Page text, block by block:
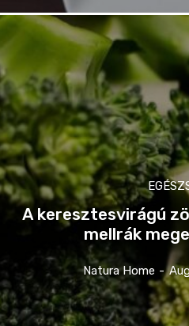
A keresztesvirágú
mellrák
Natura Home -